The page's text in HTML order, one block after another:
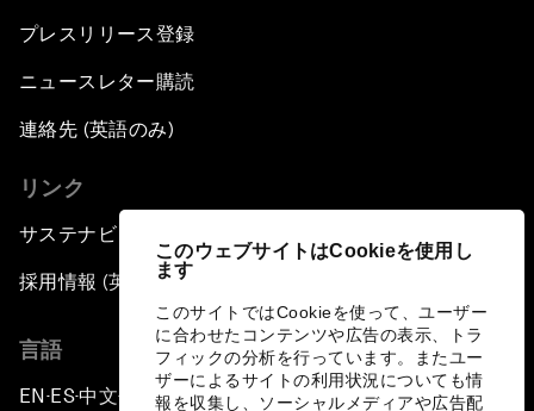
このウェブサイトはCookieを使用し
ます
このサイトではCookieを使って、ユーザー
に合わせたコンテンツや広告の表示、トラ
フィックの分析を行っています。またユー
ザーによるサイトの利用状況についても情
報を収集し、ソーシャルメディアや広告配
プレスリリース登録
ニュースレター購読
連絡先 (英語のみ)
リンク
サステナビリティへの取り組み
採用情報 (英語のみ)
言語
EN ▪ ES▪中文▪ 日本語